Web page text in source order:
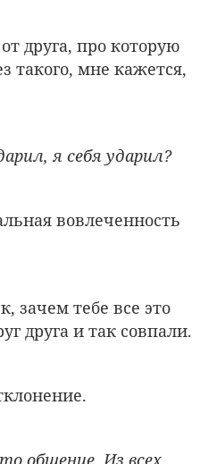
друга, про которую
такого, мне кажется,
я себя ударил?
вовлеченность
зачем тебе все это
друга и так совпали.
общение. Из всех